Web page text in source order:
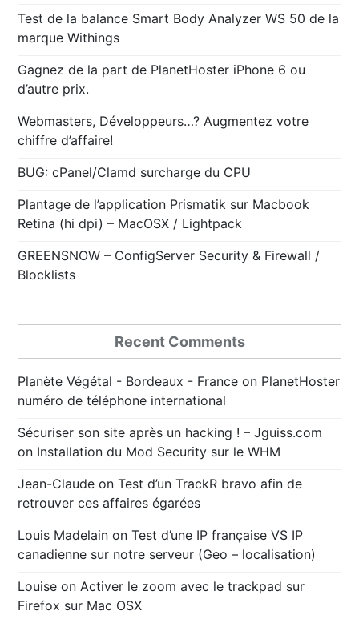
Test de la balance Smart Body Analyzer WS 50 de la
marque Withings
Gagnez de la part de PlanetHoster iPhone 6 ou
d’autre prix.
Webmasters, Développeurs…? Augmentez votre
chiffre d’affaire!
BUG: cPanel/Clamd surcharge du CPU
Plantage de l’application Prismatik sur Macbook
Retina (hi dpi) – MacOSX / Lightpack
GREENSNOW – ConfigServer Security & Firewall /
Blocklists
Recent Comments
Planète Végétal - Bordeaux - France on PlanetHoster
numéro de téléphone international
Sécuriser son site après un hacking ! – Jguiss.com
on Installation du Mod Security sur le WHM
Jean-Claude onTest d’un TrackR bravo afin de
retrouver ces affaires égarées
Louis Madelain onTest d’une IP française VS IP
canadienne sur notre serveur (Geo – localisation)
Louise on Activer le zoom avec le trackpad sur
Firefox sur Mac OSX